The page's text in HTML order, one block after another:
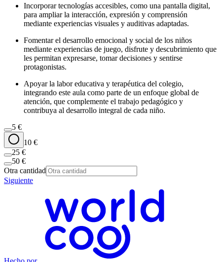
Incorporar tecnologías accesibles, como una pantalla digital,
para ampliar la interacción, expresión y comprensión
mediante experiencias visuales y auditivas adaptadas.
Fomentar el desarrollo emocional y social de los niños
mediante experiencias de juego, disfrute y descubrimiento que
les permitan expresarse, tomar decisiones y sentirse
protagonistas.
Apoyar la labor educativa y terapéutica del colegio,
integrando este aula como parte de un enfoque global de
atención, que complemente el trabajo pedagógico y
contribuya al desarrollo integral de cada niño.
5 €
10 €
25 €
50 €
Otra cantidad
Siguiente